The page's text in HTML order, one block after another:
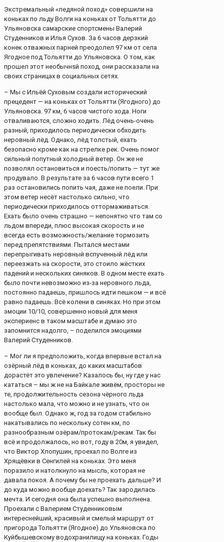
Экстремальный «ледяной поход» совершили на
коньках по льду Волги на коньках от Тольятти до
Ульяновска самарские спортсмены Валерий
Студенников и Илья Сухов. За 6 часов дерзкий
конек отважных парней преодолел 97 км от села
Ягодное под Тольятти до Ульяновска. О том, как
прошел этот необычнsй поход, они рассказали на
своих страницах в социальных сетях.
– Мы с Ильёй Суховым создали исторический
прецедент — на коньках от Тольятти (Ягодного) до
Ульяновска. 97 км, 6 часов чистого хода. Ноги
отваливаются, сложно ходить. Лёд очень-очень
разный, приходилось периодически обходить
неровный лёд. Однако, лёд толстый, ехать
безопасно кроме как на стрелке рек. Очень помог
сильный попутный холодный ветер. Он же не
позволял остановиться и поесть/попить — тут же
продувало. В результате за 6 часов пути всего 1
раз остановились попить чая, даже не поели. При
этом ветер несёт настолько сильно, что
периодически приходилось оттормаживаться.
Ехать было очень страшно — непонятно что там со
льдом впереди, плюс высокая скорость и не
всегда есть возможность/желание тормозить
перед препятствиями. Пытался местами
перепрыгивать неровный вспученный лёд или
переезжать на скорости, это стоило жёстких
падений и нескольких синяков. В одном месте ехать
было почти невозможно из-за неровного льда,
постоянно падаешь, пришлось идти пешком — и всё
равно падаешь. Всё колени в синяках. Но при этом
эмоции 10/10, совершенно новый для меня
экспериенс в таком масштабе и думаю это
запомнится надолго, – поделился эмоциями
Валерий Студенников.
– Мог ли я предположить, когда впервые встал на
озёрный лёд в коньках, до каких масштабов
дорастёт это увлечение? Казалось бы, ну где у нас
кататься – мы ж не на Байкале живём, просторы не
те, продолжительность сезона чёрного льда
настолько мала, что можно и не узнать, что он
вообще был. Однако ж, год за годом стабильно
накатывались по нескольку сотен км, по
разнообразным озёрам/протокам/рекам. Так бы
всё и продолжалось, но вот, году в 20м, я увидел,
что Виктор Хлопушин, проехал по Волге из
Хрящёвки в Сенгилей на коньках. Это меня
поразило и натолкнуло на мысль, которая не
давала покоя. А почему бы не проехать дальше? И
до куда можно вообще доехать? Так зародилась
мечта. И сегодня она была успешно выполнена.
Проехали с Валерием Студенниковым
интереснейший, красивый и смелый маршрут от
пригорода Тольятти (Ягодное) до Ульяновска по
Куйбышевскому водохранилищу на коньках. Годы